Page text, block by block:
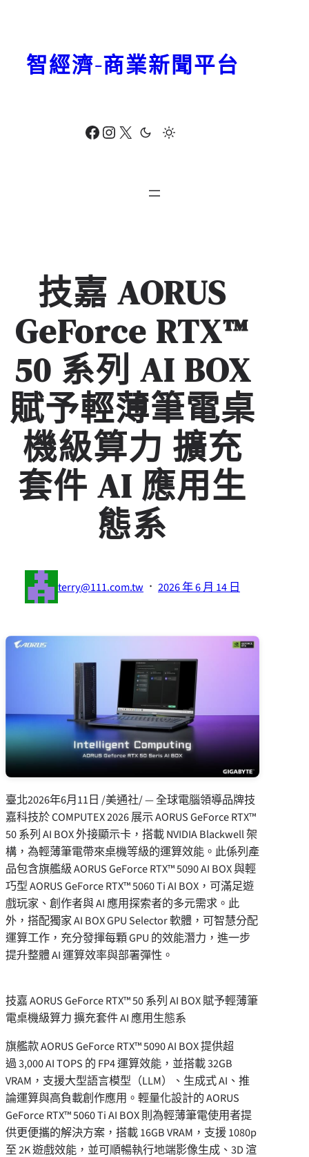
Facebook Instagram X
智經濟-商業新聞平台
技嘉 AORUS
GeForce RTX™
50 系列 AI BOX
賦予輕薄筆電桌
機級算力 擴充
套件 AI 應用生
態系
terry@111.com.tw · 2026 年 6 月 14 日
臺北2026年6月11日 /美通社/ — 全球電腦領導品牌技
嘉科技於 COMPUTEX 2026 展示 AORUS GeForce RTX™
50 系列 AI BOX 外接顯示卡，搭載 NVIDIA Blackwell 架
構，為輕薄筆電帶來桌機等級的運算效能。此係列產
品包含旗艦級 AORUS GeForce RTX™ 5090 AI BOX 與輕
巧型 AORUS GeForce RTX™ 5060 Ti AI BOX，可滿足遊
戲玩家、創作者與 AI 應用探索者的多元需求。此
外，搭配獨家 AI BOX GPU Selector 軟體，可智慧分配
運算工作，充分發揮每顆 GPU 的效能潛力，進一步
提升整體 AI 運算效率與部署彈性。
技嘉 AORUS GeForce RTX™ 50 系列 AI BOX 賦予輕薄筆
電桌機級算力 擴充套件 AI 應用生態系
旗艦款 AORUS GeForce RTX™ 5090 AI BOX 提供超
過 3,000 AI TOPS 的 FP4 運算效能，並搭載 32GB
VRAM，支援大型語言模型（LLM）、生成式 AI、推
論運算與高負載創作應用。輕量化設計的 AORUS
GeForce RTX™ 5060 Ti AI BOX 則為輕薄筆電使用者提
供更便攜的解決方案，搭載 16GB VRAM，支援 1080p
至 2K 遊戲效能，並可順暢執行地端影像生成、3D 渲